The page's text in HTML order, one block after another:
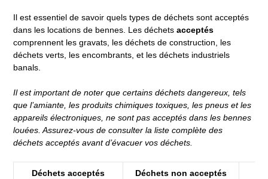
Il est essentiel de savoir quels types de déchets sont acceptés
dans les locations de bennes. Les déchetsacceptés
comprennent les gravats, les déchets de construction, les
déchets verts, les encombrants, et les déchets industriels
banals.
Il est important de noter que certains déchets dangereux, tels
que l’amiante, les produits chimiques toxiques, les pneus et les
appareils électroniques, ne sont pas acceptés dans les bennes
louées. Assurez-vous de consulter la liste complète des
déchets acceptés avant d’évacuer vos déchets.
Déchets acceptés Déchets non acceptés